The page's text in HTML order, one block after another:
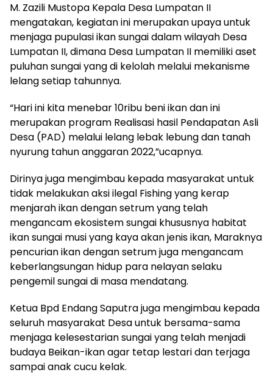
M. Zazili Mustopa Kepala Desa Lumpatan II
mengatakan, kegiatan ini merupakan upaya untuk
menjaga pupulasi ikan sungai dalam wilayah Desa
Lumpatan II, dimana Desa Lumpatan II memiliki aset
puluhan sungai yang di kelolah melalui mekanisme
lelang setiap tahunnya.
“Hari ini kita menebar 10ribu beni ikan dan ini
merupakan program Realisasi hasil Pendapatan Asli
Desa (PAD) melalui lelang lebak lebung dan tanah
nyurung tahun anggaran 2022,”ucapnya.
Dirinya juga mengimbau kepada masyarakat untuk
tidak melakukan aksi ilegal Fishing yang kerap
menjarah ikan dengan setrum yang telah
mengancam ekosistem sungai khususnya habitat
ikan sungai musi yang kaya akan jenis ikan, Maraknya
pencurian ikan dengan setrum juga mengancam
keberlangsungan hidup para nelayan selaku
pengemil sungai di masa mendatang.
Ketua Bpd Endang Saputra juga mengimbau kepada
seluruh masyarakat Desa untuk bersama-sama
menjaga kelesestarian sungai yang telah menjadi
budaya Beikan-ikan agar tetap lestari dan terjaga
sampai anak cucu kelak.